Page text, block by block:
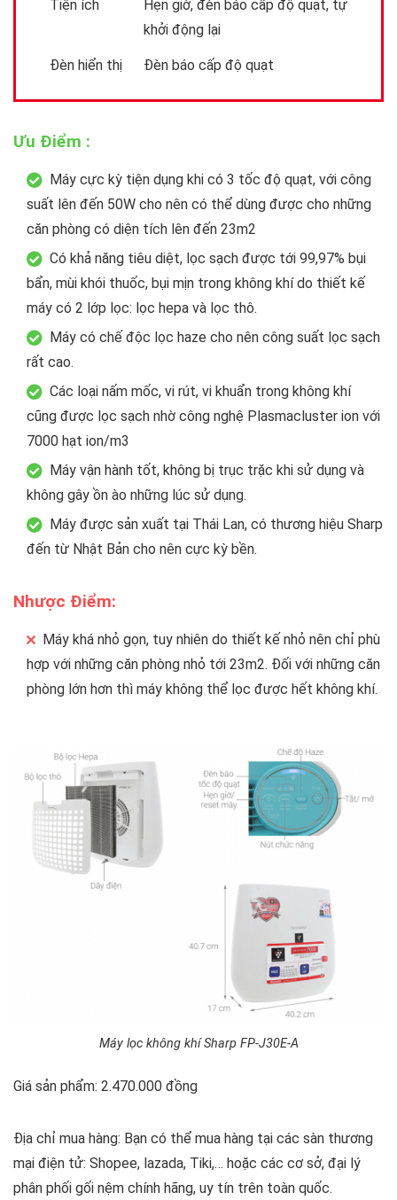
Tiện ích
Hẹn giờ, đèn báo cấp độ quạt, tự
khởi động lại
Đèn hiển thị Đèn báo cấp độ quạt
Ưu Điểm :
Máy cực kỳ tiện dụng khi có 3 tốc độ quạt, với công
suất lên đến 50W cho nên có thể dùng được cho những
căn phòng có diện tích lên đến 23m2
Có khả năng tiêu diệt, lọc sạch được tới 99,97% bụi
bẩn, mùi khói thuốc, bụi mịn trong không khí do thiết kế
máy có 2 lớp lọc: lọc hepa và lọc thô.
Máy có chế độc lọc haze cho nên công suất lọc sạch
rất cao.
Các loại nấm mốc, vi rút, vi khuẩn trong không khí
cũng được lọc sạch nhờ công nghệ Plasmacluster ion với
7000 hạt ion/m3
Máy vận hành tốt, không bị trục trặc khi sử dụng và
không gây ồn ào những lúc sử dụng.
Máy được sản xuất tại Thái Lan, có thương hiệu Sharp
đến từ Nhật Bản cho nên cực kỳ bền.
Nhược Điểm:
Máy khá nhỏ gọn, tuy nhiên do thiết kế nhỏ nên chỉ phù
hợp với những căn phòng nhỏ tới 23m2. Đối với những căn
phòng lớn hơn thì máy không thể lọc được hết không khí.
Máy lọc không khí Sharp FP-J30E-A
Giá sản phẩm: 2.470.000 đồng
Địa chỉ mua hàng: Bạn có thể mua hàng tại các sàn thương
mại điện tử: Shopee, lazada, Tiki,… hoặc các cơ sở, đại lý
phân phối gối nệm chính hãng, uy tín trên toàn quốc.